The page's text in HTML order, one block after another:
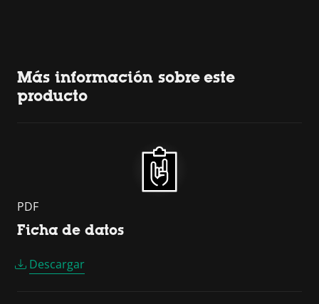
Más información sobre este
producto
PDF
Ficha de datos
Descargar